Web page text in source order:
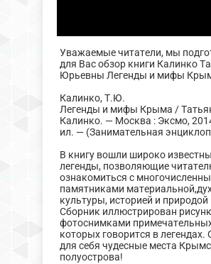
Уважаемые читатели, мы
для Вас обзор книги Калинко
Юрьевны Легенды и мифы
Калинко, Т.Ю.
Легенды и мифы Крыма /
Калинко. — Москва : Эксмо,
ил. — (Занимательная
В книгу вошли широко
легенды, позволяющие
ознакомиться с
памятниками
культуры, историей и
Сборник иллюстрирован
фотоснимками
которых говорится в легендах.
для себя чудесные места
полуострова!